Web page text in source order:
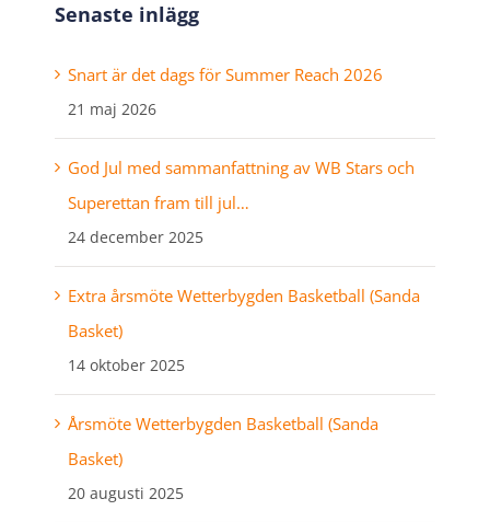
Senaste inlägg
Snart är det dags för Summer Reach 2026
21 maj 2026
God Jul med sammanfattning av WB Stars och
Superettan fram till jul…
24 december 2025
Extra årsmöte Wetterbygden Basketball (Sanda
Basket)
14 oktober 2025
Årsmöte Wetterbygden Basketball (Sanda
Basket)
20 augusti 2025